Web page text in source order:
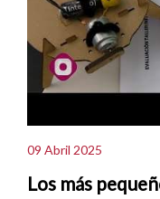
09 Abril 2025
Los más